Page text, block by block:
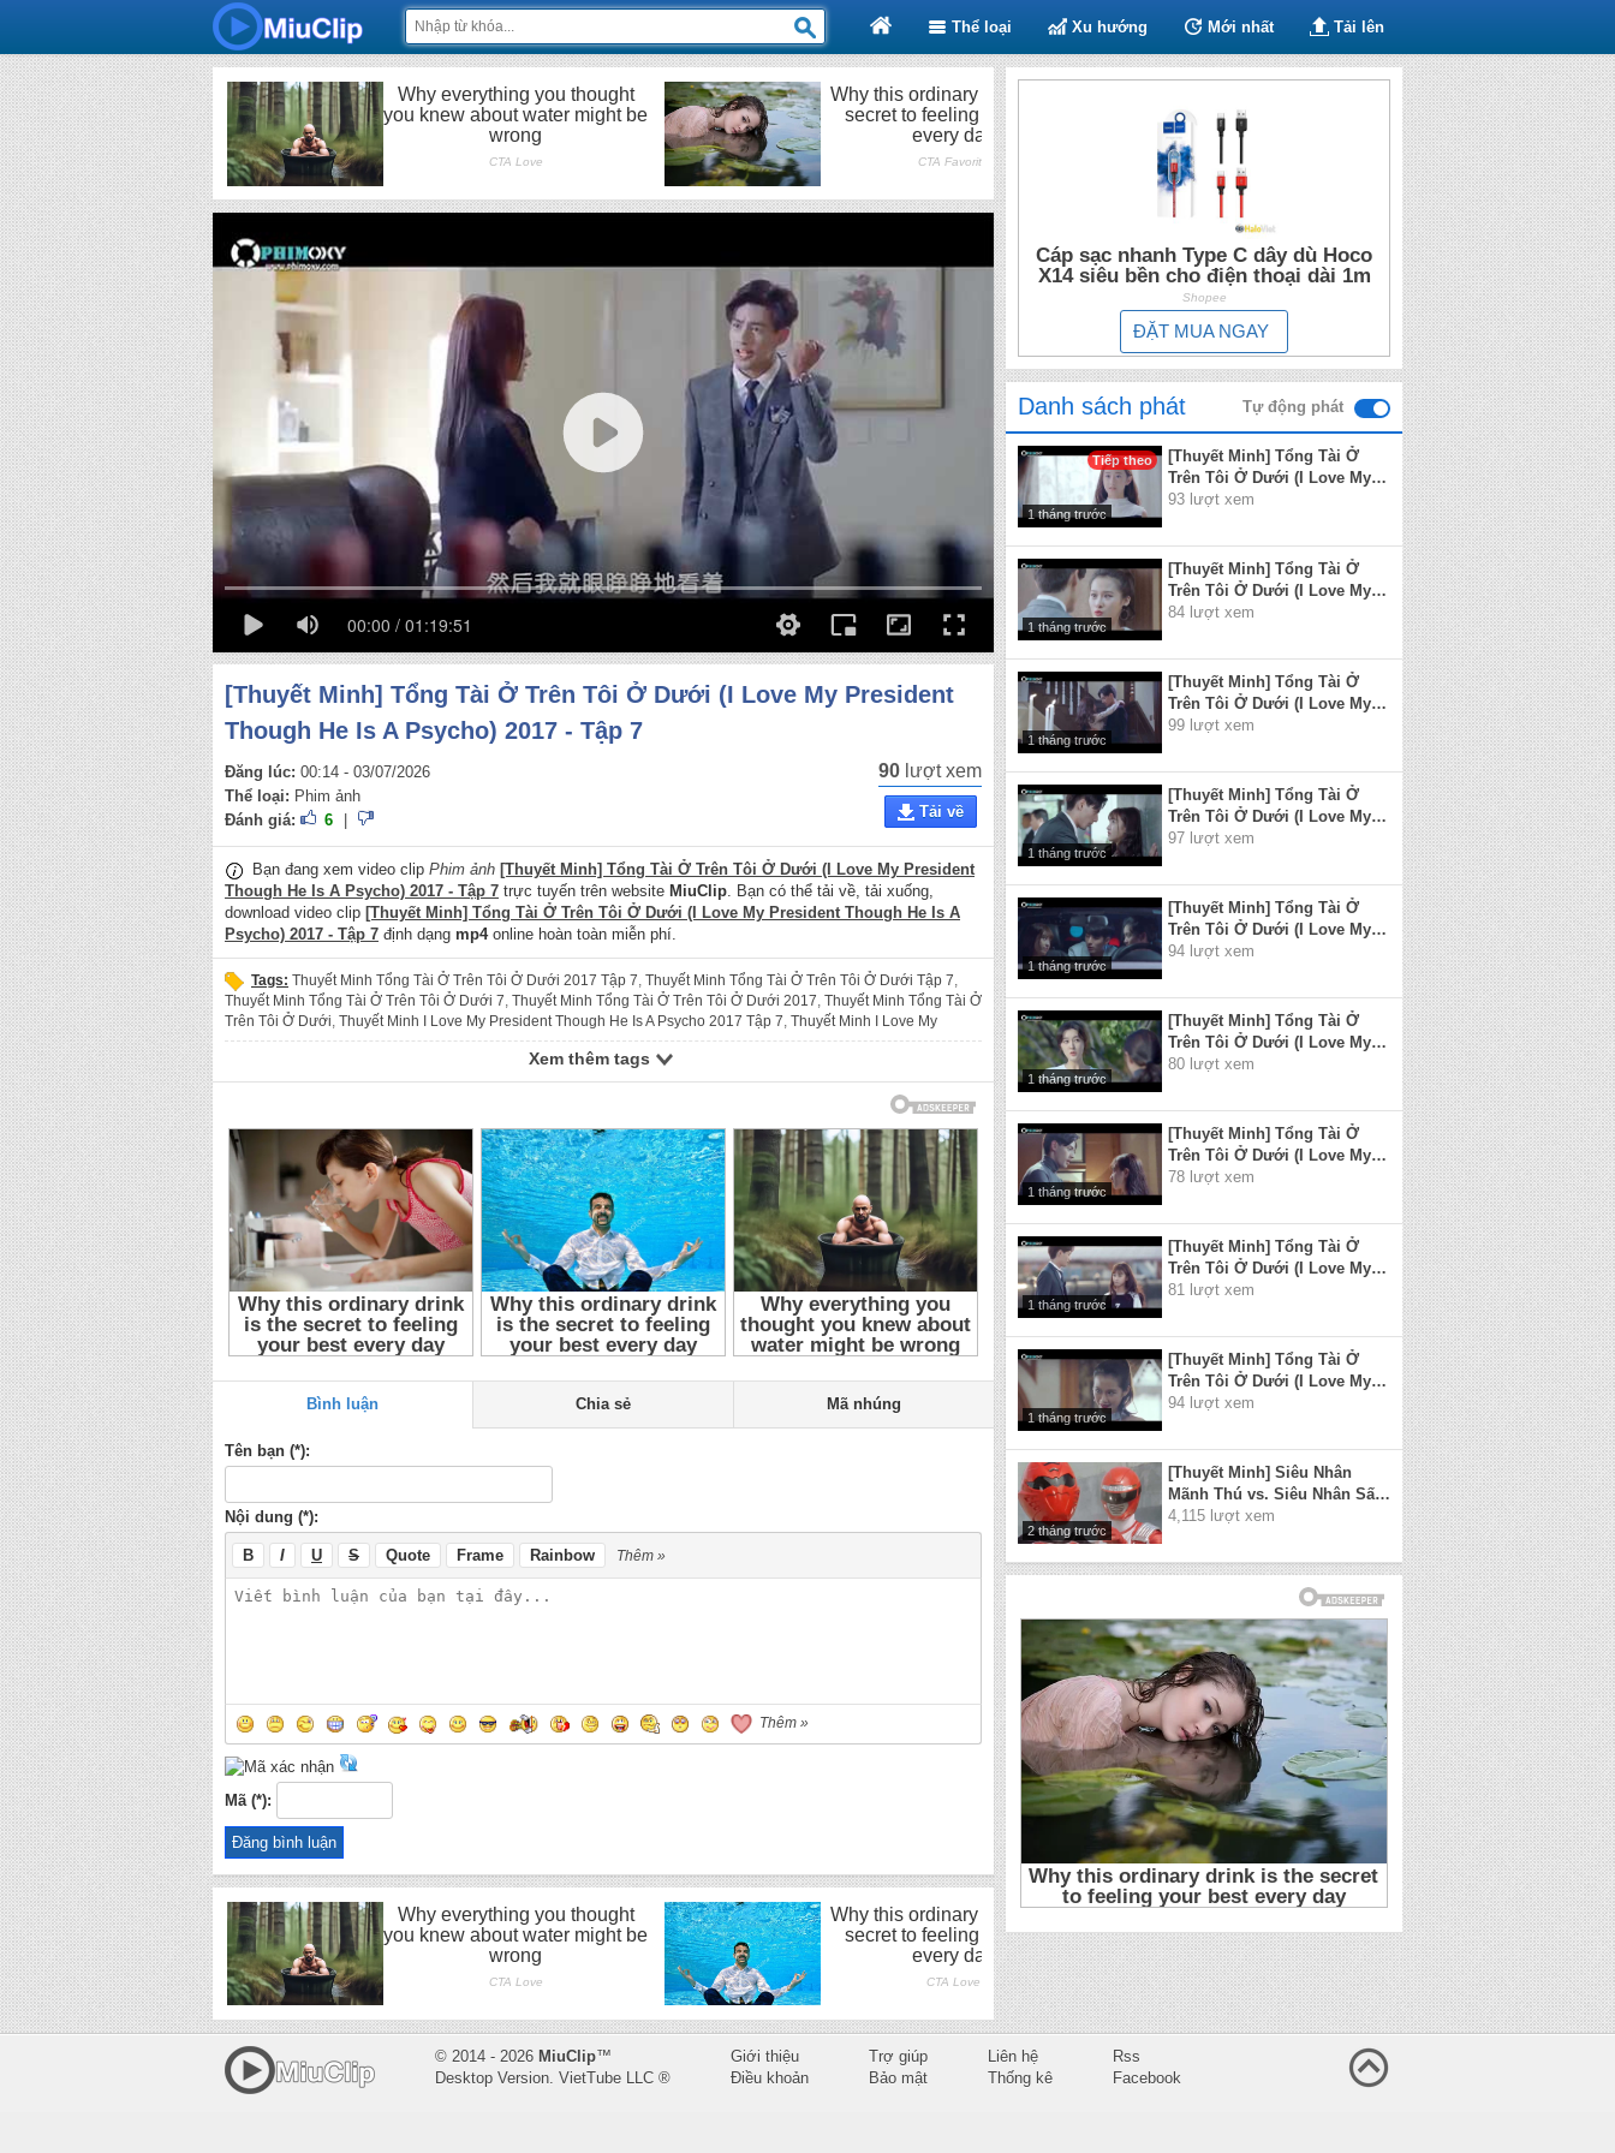
Thể loại Xu hướng Mới nhất Tải lên
00:00 / 01:19:51
[Thuyết Minh] Tổng Tài Ở Trên Tôi Ở Dưới (I Love My President
Though He Is A Psycho) 2017 - Tập 7
Đăng lúc: 00:14 - 03/07/2026
Thể loại: Phim ảnh
Đánh giá:
6
90 lượt xem
Tải về
Bạn đang xem video clip Phim ảnh [Thuyết Minh] Tổng Tài Ở Trên Tôi Ở Dưới (I Love My President
Though He Is A Psycho) 2017 - Tập 7 trực tuyến trên website MiuClip. Bạn có thể tải về, tải xuống,
download video clip [Thuyết Minh] Tổng Tài Ở Trên Tôi Ở Dưới (I Love My President Though He Is A
Psycho) 2017 - Tập 7 định dạng mp4online hoàn toàn miễn phí.
Tags: Thuyết Minh Tổng Tài Ở Trên Tôi Ở Dưới 2017 Tập 7, Thuyết Minh Tổng Tài Ở Trên Tôi Ở Dưới Tập 7,
Thuyết Minh Tổng Tài Ở Trên Tôi Ở Dưới 7, Thuyết Minh Tổng Tài Ở Trên Tôi Ở Dưới 2017, Thuyết Minh Tổng Tài Ở
Trên Tôi Ở Dưới, Thuyết Minh I Love My President Though He Is A Psycho 2017 Tập 7, Thuyết Minh I Love My
President Though He Is A Psycho Tập 7 , Thuyết Minh I Love My President Though He Is A Psycho 7 , Thuyết Minh I
Love My President Though He Is A Psycho 2017,Thuyết Minh I Love My President Though He Is A Psycho
minh tổng tài ở trên tôi ở dưới 2017 tập 7,thuyết minh tổng tài ở trên tôi ở dưới tập 7,thuyết minh tổng tài ở trên tôi ở
Tổng Tài Ở Trên Tôi Ở
2017
Tổng Tài Ở Trên Tôi Ở Dưới I Love My President Though He Is A Psycho 2017 Tập 7,I Love My President
Though He Is A Psycho Tập 7,I Love My President Though He Is A Psycho 7, I Love My President Though He Is A
Psycho 2017
I Love My President Though He Is A Psycho,tổng tài ở trên tôi ở dưới 2017 tập 7
tổng tài ở trên tôi ở
dưới tập 7
tổng tài ở trên tôi ở dưới 7, tổng tài ở trên tôi ở dưới 2017,tổng tài ở trên tôi ở dưới ,
Phim tình cảm Trung
Quốc
,Phim tình cảm Phim Trung Quốc , Thuyet Minh Tong Tai O Tren Toi O Duoi 2017 Tap 7 ,Thuyet Minh Tong Tai
O Tren Toi O Duoi Tap 7 ,Thuyet Minh Tong Tai O Tren Toi O Duoi 7 Thuyet Minh Tong Tai O Tren Toi O Duoi 2017,
Thuyet Minh Tong Tai O Tren Toi O Duoi
Thuyet Minh I Love My President Though He Is A Psycho 2017 Tap 7
Thuyet Minh I Love My President Though He Is A Psycho Tap 7,Thuyet Minh I Love My President Though He Is A
Psycho 7 ,Thuyet Minh I Love My President Though He Is A Psycho 2017,Thuyet Minh I Love My President Though
He Is A Psycho,Tong Tai O Tren Toi O Duoi 2017 Tap 7,Tong Tai O Tren Toi O Duoi Tap 7,Tong Tai O Tren Toi O
Duoi 7,Tong Tai O Tren Toi O Duoi 2017 Tong Tai O Tren Toi O Duoi,I Love My President Though He Is A Psycho
Xem thêm tags
Bình luận Chia sẻ Mã nhúng
Tên bạn (*):
Nội dung (*):
B I U S Quote Frame Rainbow Thêm »
Thêm »
Mã (*):
Cáp sạc nhanh Type C dây dù Hoco
X14 siêu bền cho điện thoại dài 1m
Shopee
ĐẶT MUA NGAY
Danh sách phát Tự động phát
Tiếp theo
1 tháng trước
[Thuyết Minh] Tổng Tài Ở
Trên Tôi Ở Dưới (I Love My
President Though He Is A
93 lượt xem
1 tháng trước
[Thuyết Minh] Tổng Tài Ở
Trên Tôi Ở Dưới (I Love My
President Though He Is A
84 lượt xem
1 tháng trước
[Thuyết Minh] Tổng Tài Ở
Trên Tôi Ở Dưới (I Love My
President Though He Is A
cuối)
99 lượt xem
1 tháng trước
[Thuyết Minh] Tổng Tài Ở
Trên Tôi Ở Dưới (I Love My
President Though He Is A
97 lượt xem
1 tháng trước
[Thuyết Minh] Tổng Tài Ở
Trên Tôi Ở Dưới (I Love My
President Though He Is A
94 lượt xem
1 tháng trước
[Thuyết Minh] Tổng Tài Ở
Trên Tôi Ở Dưới (I Love My
President Though He Is A
80 lượt xem
1 tháng trước
[Thuyết Minh] Tổng Tài Ở
Trên Tôi Ở Dưới (I Love My
President Though He Is A
78 lượt xem
1 tháng trước
[Thuyết Minh] Tổng Tài Ở
Trên Tôi Ở Dưới (I Love My
President Though He Is A
81 lượt xem
1 tháng trước
[Thuyết Minh] Tổng Tài Ở
Trên Tôi Ở Dưới (I Love My
President Though He Is A
94 lượt xem
2 tháng trước
[Thuyết Minh] Siêu Nhân
Mãnh Thú vs. Siêu Nhân Sấm
Sét (Juken Sentai Gekiranger
4,115 lượt xem
© 2014 - 2026 MiuClip™
Desktop Version. VietTube LLC ®
Giới thiệu
Điều khoản
Trợ giúp
Bảo mật
Liên hệ
Thống kê
Rss
Facebook